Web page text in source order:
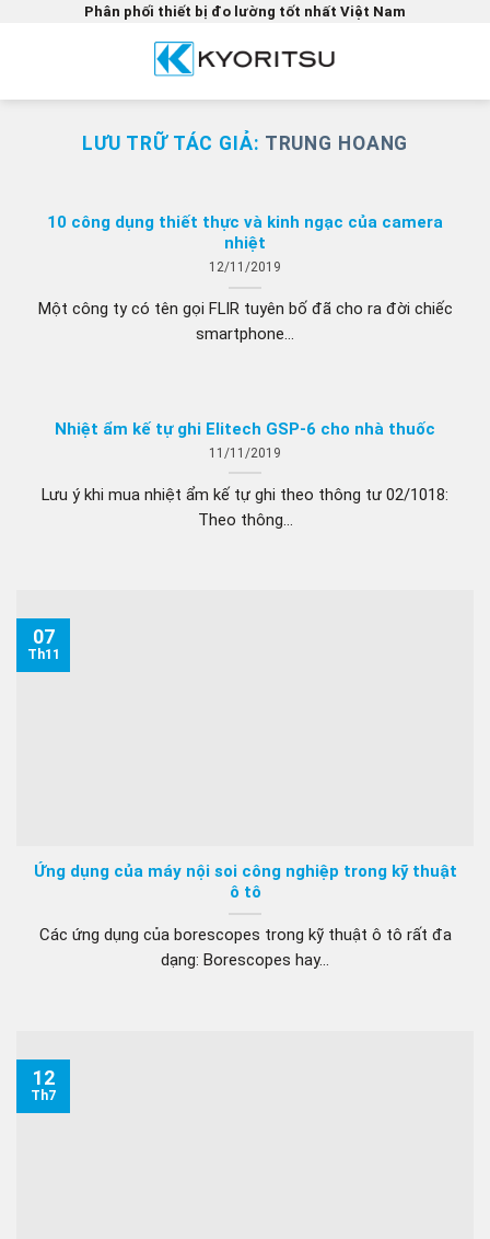
dung
Phân phối thiết bị đo lường tốt nhất Việt Nam
LƯU TRỮ TÁC GIẢ: TRUNG HOANG
10 công dụng thiết thực và kinh ngạc của camera
nhiệt
12/11/2019
Một công ty có tên gọi FLIR tuyên bố đã cho ra đời chiếc
smartphone...
Nhiệt ẩm kế tự ghi Elitech GSP-6 cho nhà thuốc
11/11/2019
Lưu ý khi mua nhiệt ẩm kế tự ghi theo thông tư 02/1018:
Theo thông...
Ứng dụng của máy nội soi công nghiệp trong kỹ thuật
ô tô
Các ứng dụng của borescopes trong kỹ thuật ô tô rất đa
dạng: Borescopes hay...
07
Th11
12
Th7